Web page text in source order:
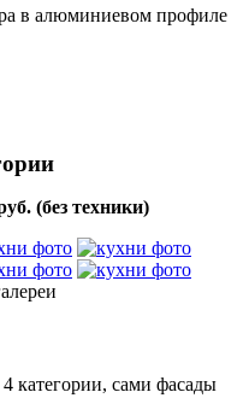
в алюминиевом профиле
(без техники)
сами фасады